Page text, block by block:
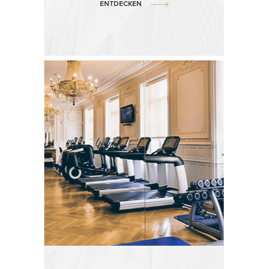
ENTDECKEN